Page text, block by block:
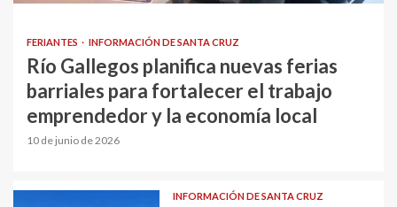
FERIANTES INFORMACIÓN DE SANTA CRUZ
Río Gallegos planifica nuevas ferias
barriales para fortalecer el trabajo
emprendedor y la economía local
10 de junio de 2026
INFORMACIÓN DE SANTA CRUZ